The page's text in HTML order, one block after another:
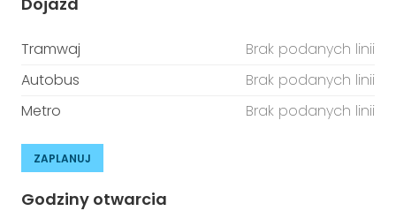
Tramwaj
Brak podanych linii
Autobus
Brak podanych linii
Metro
Brak podanych linii
ZAPLANUJ
Godziny otwarcia